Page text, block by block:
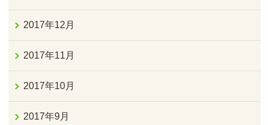
2017年12月
2017年11月
2017年10月
2017年9月